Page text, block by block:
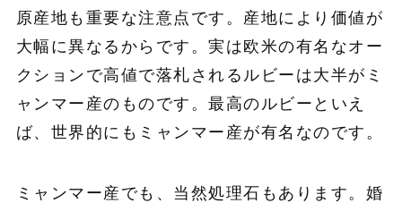
原産地も重要な注意点です。産地により価値が
大幅に異なるからです。実は欧米の有名なオー
クションで高値で落札されるルビーは大半がミ
ャンマー産のものです。最高のルビーといえ
ば、世界的にもミャンマー産が有名なのです。
ミャンマー産でも、当然処理石もあります。婚